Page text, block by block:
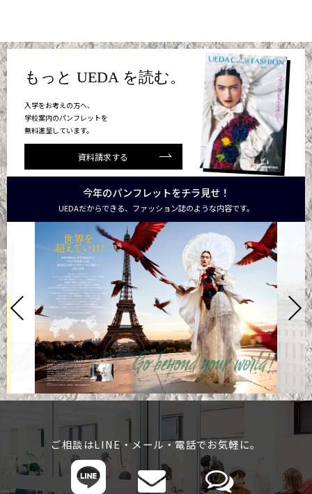
もっと UEDA を読む。
入学をお考えの方へ、
学校案内のパンフレットを
無料進呈しています。
資料請求する
今年のパンフレットをチラ見せ！
UEDAだからできる、ファッション誌のような内容です。
ご相談はLINE・メール・電話でお気軽に。